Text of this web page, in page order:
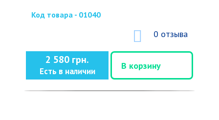
Код товара - 01040
0 отзыва
2 580 грн.
Есть в наличии
В корзину